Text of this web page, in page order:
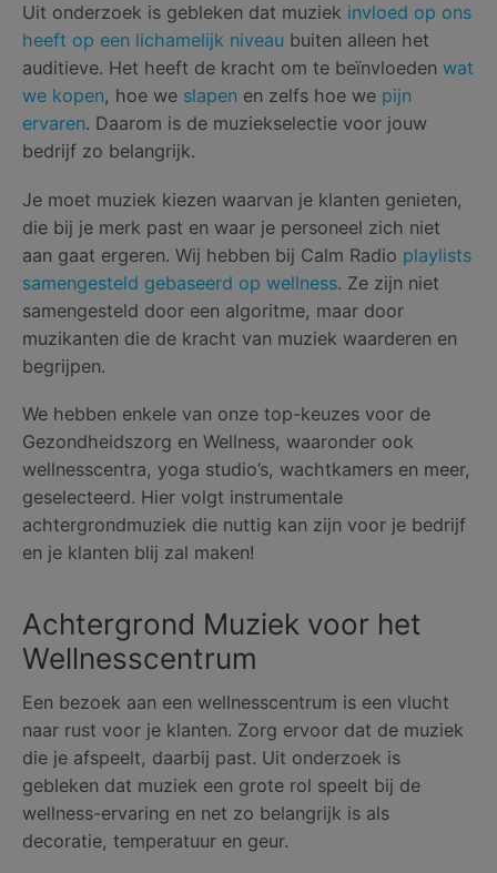
Uit onderzoek is gebleken dat muziek invloed op ons
heeft op een lichamelijk niveau buiten alleen het
auditieve. Het heeft de kracht om te beïnvloeden wat
we kopen, hoe we slapen en zelfs hoe we pijn
ervaren. Daarom is de muziekselectie voor jouw
bedrijf zo belangrijk.
Je moet muziek kiezen waarvan je klanten genieten,
die bij je merk past en waar je personeel zich niet
aan gaat ergeren. Wij hebben bij Calm Radio playlists
samengesteld gebaseerd op wellness. Ze zijn niet
samengesteld door een algoritme, maar door
muzikanten die de kracht van muziek waarderen en
begrijpen.
We hebben enkele van onze top-keuzes voor de
Gezondheidszorg en Wellness, waaronder ook
wellnesscentra, yoga studio’s, wachtkamers en meer,
geselecteerd. Hier volgt instrumentale
achtergrondmuziek die nuttig kan zijn voor je bedrijf
en je klanten blij zal maken!
Achtergrond Muziek voor het
Wellnesscentrum
Een bezoek aan een wellnesscentrum is een vlucht
naar rust voor je klanten. Zorg ervoor dat de muziek
die je afspeelt, daarbij past. Uit onderzoek is
gebleken dat muziek een grote rol speelt bij de
wellness-ervaring en net zo belangrijk is als
decoratie, temperatuur en geur.